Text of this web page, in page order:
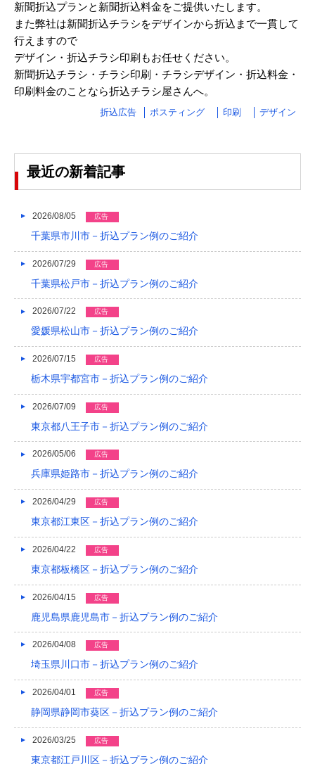
2022/09
2022/08
2022/07
2022/06
2022/03
2022/01
2021/10
2021/09
2021/08
2021/07
2021/06
2021/05
2021/03
2020/12
2020/04
2019/12
2019/10
2019/09
2019/06
2019/05
新聞折込プランと新聞折込料金をご提供いたします。
また弊社は新聞折込チラシをデザインから折込まで一貫して
行えますので
デザイン・折込チラシ印刷もお任せください。
新聞折込チラシ・チラシ印刷・チラシデザイン・折込料金・
印刷料金のことなら折込チラシ屋さんへ。
折込広告 ポスティング 印刷 デザイン
最近の新着記事
2026/08/05 広告
千葉県市川市－折込プラン例のご紹介
2026/07/29 広告
千葉県松戸市－折込プラン例のご紹介
2026/07/22 広告
愛媛県松山市－折込プラン例のご紹介
2026/07/15 広告
栃木県宇都宮市－折込プラン例のご紹介
2026/07/09 広告
東京都八王子市－折込プラン例のご紹介
2026/05/06 広告
兵庫県姫路市－折込プラン例のご紹介
2026/04/29 広告
東京都江東区－折込プラン例のご紹介
2026/04/22 広告
東京都板橋区－折込プラン例のご紹介
2026/04/15 広告
鹿児島県鹿児島市－折込プラン例のご紹介
2026/04/08 広告
埼玉県川口市－折込プラン例のご紹介
2026/04/01 広告
静岡県静岡市葵区－折込プラン例のご紹介
2026/03/25 広告
東京都江戸川区－折込プラン例のご紹介